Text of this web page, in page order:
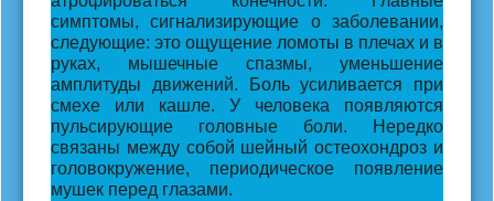
симптомы, сигнализирующие о заболевании,
следующие: это ощущение ломоты в плечах и в
руках, мышечные спазмы, уменьшение
амплитуды движений. Боль усиливается при
смехе или кашле. У человека появляются
пульсирующие головные боли. Нередко
связаны между собой шейный остеохондроз и
головокружение, периодическое появление
мушек перед глазами.